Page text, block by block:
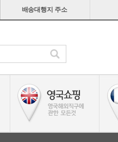
배송대행지 주소